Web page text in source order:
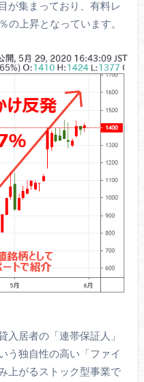
が集まっており、有料レ
の上昇となっています。
入居者の「連帯保証人」
う独自性の高い「ファイ
上がるストック型事業で